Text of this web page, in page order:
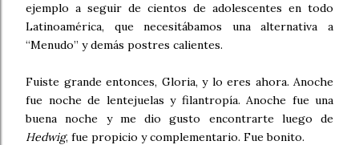
ejemplo a seguir de cientos de adolescentes en todo
Latinoamérica, que necesitábamos una alternativa a
“Menudo” y demás postres calientes.
Fuiste grande entonces, Gloria, y lo eres ahora. Anoche
fue noche de lentejuelas y filantropía. Anoche fue una
buena noche y me dio gusto encontrarte luego de
Hedwig, fue propicio y complementario. Fue bonito.